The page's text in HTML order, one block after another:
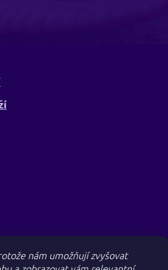
nám umožňují zvyšovat